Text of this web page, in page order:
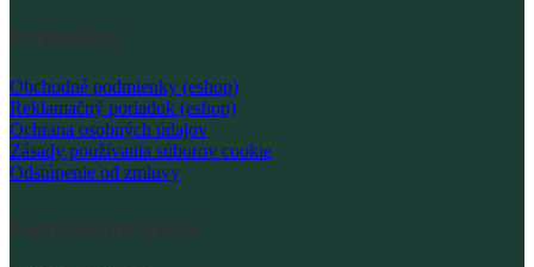
PODMIENKY
Obchodné podmienky (eshop)
Reklamačný poriadok (eshop)
Ochrana osobných údajov
Zásady používania súborov cookie
Odstúpenie od zmluvy
FAKTURAČNÉ ÚDAJE